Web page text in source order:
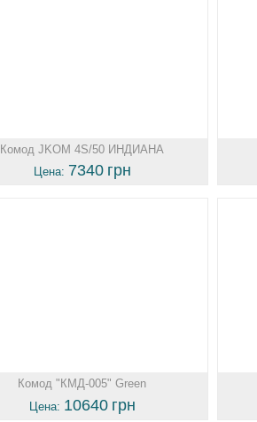
Комод JKOM 4S/50 ИНДИАНА
Цена: 7340 грн
Комод "КМД-005" Green
Цена: 10640 грн